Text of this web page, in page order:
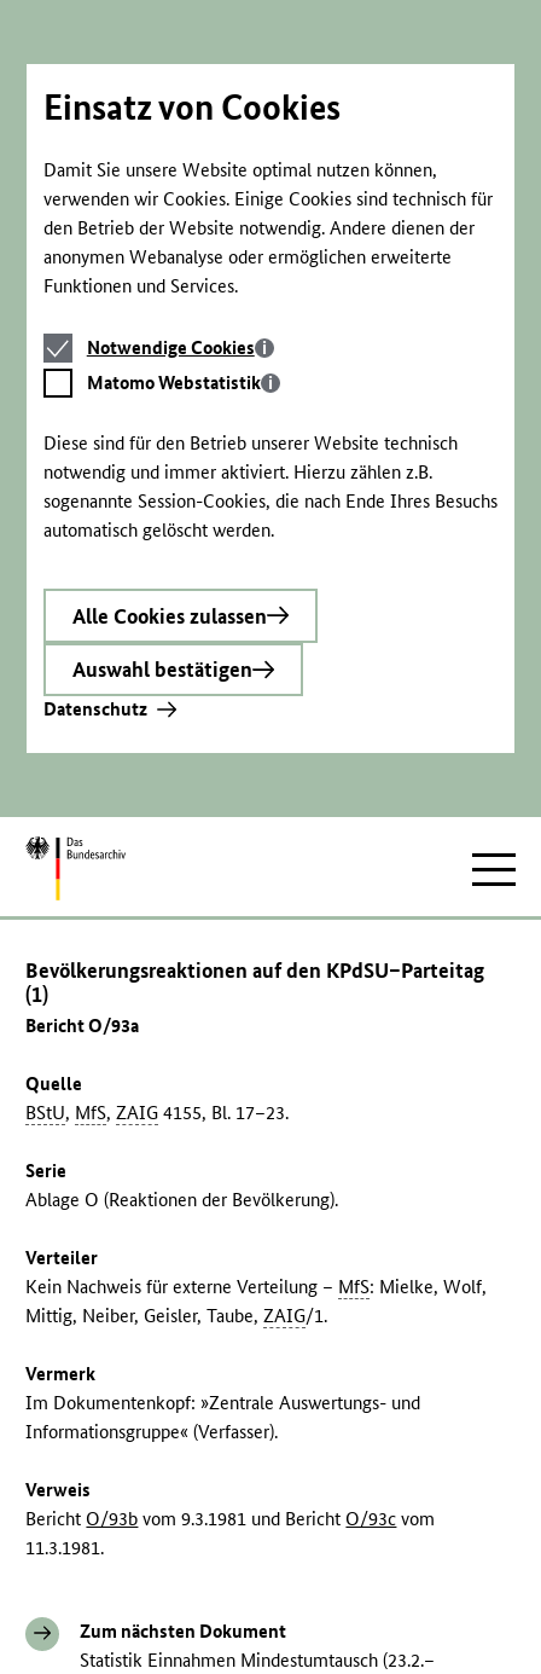
Einsatz von Cookies
Damit Sie unsere Website optimal nutzen können,
verwenden wir Cookies. Einige Cookies sind technisch für
den Betrieb der Website notwendig. Andere dienen der
anonymen Webanalyse oder ermöglichen erweiterte
Funktionen und Services.
Notwendige
Cookies
Notwendige Cookies
Matomo
Webstatistik
Matomo Webstatistik
Diese sind für den Betrieb unserer Website technisch
notwendig und immer aktiviert. Hierzu zählen z.B.
sogenannte Session-Cookies, die nach Ende Ihres Besuchs
automatisch gelöscht werden.
Alle Cookies zulassen
Auswahl bestätigen
Datenschutz
Zur
Bevölkerungsreaktionen auf den KPdSU–Parteitag
(1)
Bericht O/93a
Quelle
BStU, MfS,ZAIG 4155, Bl. 17–23.
Serie
Ablage O (Reaktionen der Bevölkerung).
Verteiler
Kein Nachweis für externe Verteilung – MfS: Mielke, Wolf,
Mittig, Neiber, Geisler, Taube,ZAIG/1.
Vermerk
Im Dokumentenkopf: »Zentrale Auswertungs- und
Informationsgruppe« (Verfasser).
Verweis
Bericht O/93b vom 9.3.1981 und Bericht O/93c vom
11.3.1981.
Zum nächsten Dokument
Statistik Einnahmen Mindestumtausch (23.2.–